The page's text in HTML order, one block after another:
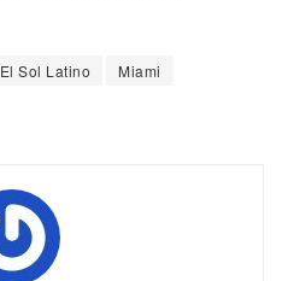
El Sol Latino
Miami